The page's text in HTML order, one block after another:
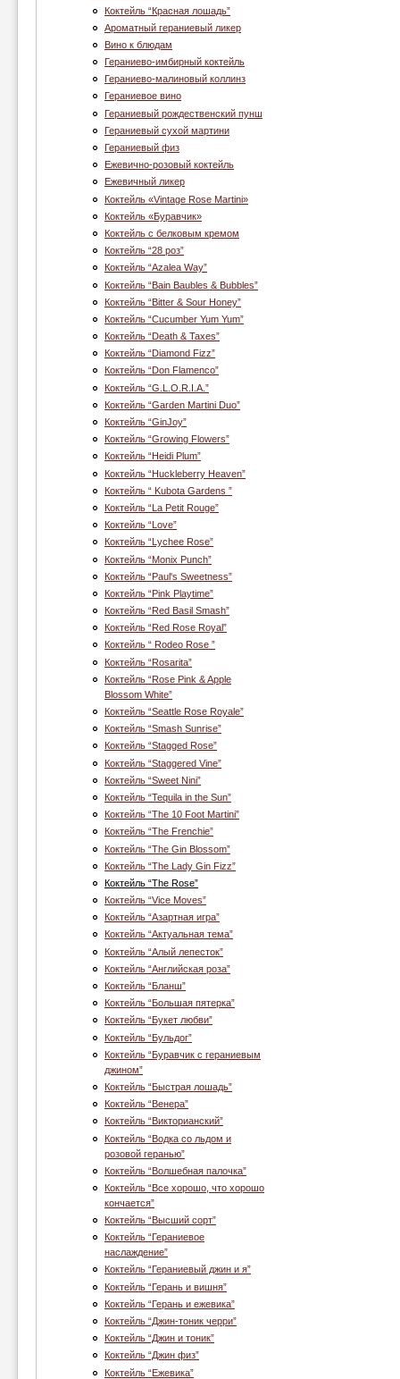
Коктейль “Красная лошадь”
Ароматный гераниевый ликер
Вино к блюдам
Гераниево-имбирный коктейль
Гераниево-малиновый коллинз
Гераниевое вино
Гераниевый рождественский пунш
Гераниевый сухой мартини
Гераниевый физ
Ежевично-розовый коктейль
Ежевичный ликер
Коктейль «Vintage Rose Martini»
Коктейль «Буравчик»
Коктейль с белковым кремом
Коктейль “28 роз”
Коктейль “Azalea Way”
Коктейль “Bain Baubles & Bubbles”
Коктейль “Bitter & Sour Honey”
Коктейль “Cucumber Yum Yum”
Коктейль “Death & Taxes”
Коктейль “Diamond Fizz”
Коктейль “Don Flamenco”
Коктейль “G.L.O.R.I.A.”
Коктейль “Garden Martini Duo”
Коктейль “GinJoy”
Коктейль “Growing Flowers”
Коктейль “Heidi Plum”
Коктейль “Huckleberry Heaven”
Коктейль “ Kubota Gardens ”
Коктейль “La Petit Rouge”
Коктейль “Love”
Коктейль “Lychee Rose”
Коктейль “Monix Punch”
Коктейль “Paul's Sweetness”
Коктейль “Pink Playtime”
Коктейль “Red Basil Smash”
Коктейль “Red Rose Royal”
Коктейль “ Rodeo Rose ”
Коктейль “Rosarita”
Коктейль “Rose Pink & Apple
Blossom White”
Коктейль “Seattle Rose Royale”
Коктейль “Smash Sunrise”
Коктейль “Stagged Rose”
Коктейль “Staggered Vine”
Коктейль “Sweet Nini”
Коктейль “Tequila in the Sun”
Коктейль “The 10 Foot Martini”
Коктейль “The Frenchie”
Коктейль “The Gin Blossom”
Коктейль “The Lady Gin Fizz”
Коктейль “The Rose”
Коктейль “Vice Moves”
Коктейль “Азартная игра”
Коктейль “Актуальная тема”
Коктейль “Алый лепесток”
Коктейль “Английская роза”
Коктейль “Бланш”
Коктейль “Большая пятерка”
Коктейль “Букет любви”
Коктейль “Бульдог”
Коктейль “Буравчик с гераниевым
джином”
Коктейль “Быстрая лошадь”
Коктейль “Венера”
Коктейль “Викторианский”
Коктейль “Водка со льдом и
розовой геранью”
Коктейль “Волшебная палочка”
Коктейль “Все хорошо, что хорошо
кончается”
Коктейль “Высший сорт”
Коктейль “Гераниевое
наслаждение”
Коктейль “Гераниевый джин и я”
Коктейль “Герань и вишня”
Коктейль “Герань и ежевика”
Коктейль “Джин-тоник черри”
Коктейль “Джин и тоник”
Коктейль “Джин физ”
Коктейль “Ежевика”